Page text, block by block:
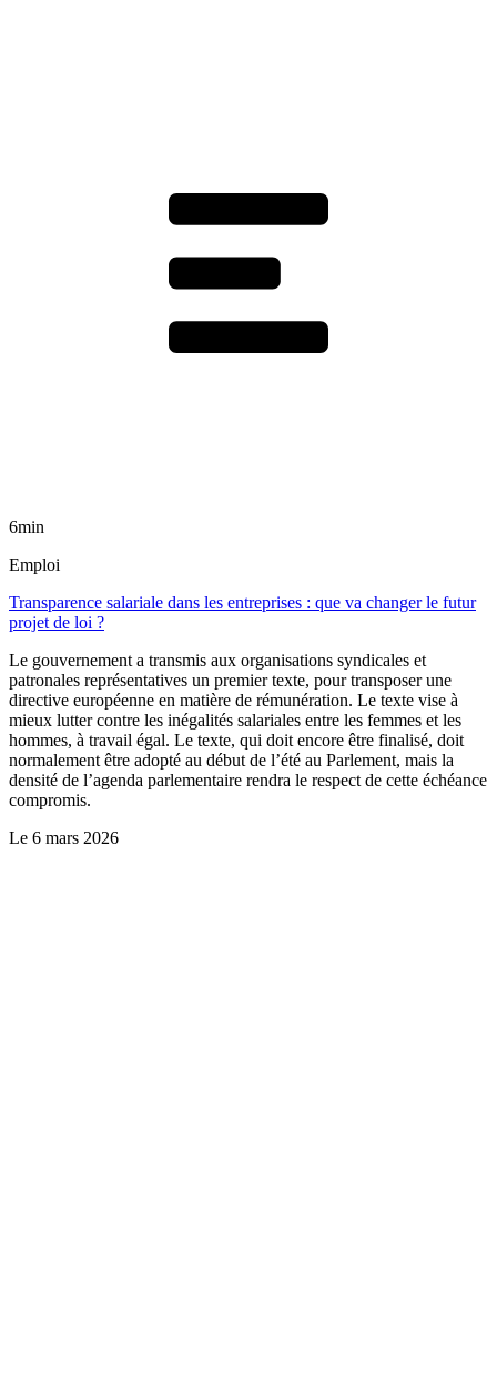
6min
Emploi
Transparence salariale dans les entreprises : que va changer le futur
projet de loi ?
Le gouvernement a transmis aux organisations syndicales et
patronales représentatives un premier texte, pour transposer une
directive européenne en matière de rémunération. Le texte vise à
mieux lutter contre les inégalités salariales entre les femmes et les
hommes, à travail égal. Le texte, qui doit encore être finalisé, doit
normalement être adopté au début de l’été au Parlement, mais la
densité de l’agenda parlementaire rendra le respect de cette échéance
compromis.
Le 6 mars 2026